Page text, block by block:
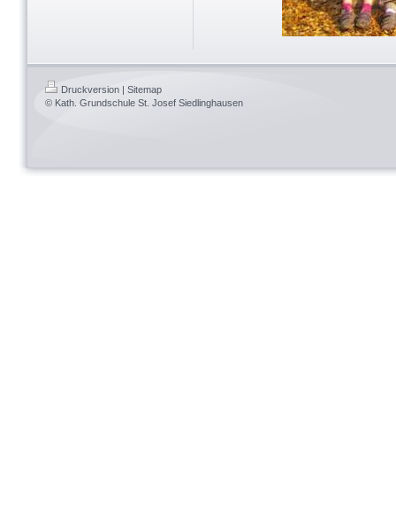
Druckversion | Sitemap
© Kath. Grundschule St. Josef Siedlinghausen